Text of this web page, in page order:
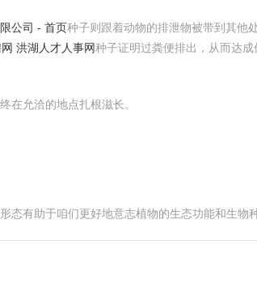
公司 - 首页种子则跟着动物的排泄物被带到其他
洪湖人才人事网种子证明过粪便排出，从而达成
在允洽的地点扎根滋长。
有助于咱们更好地意志植物的生态功能和生物种